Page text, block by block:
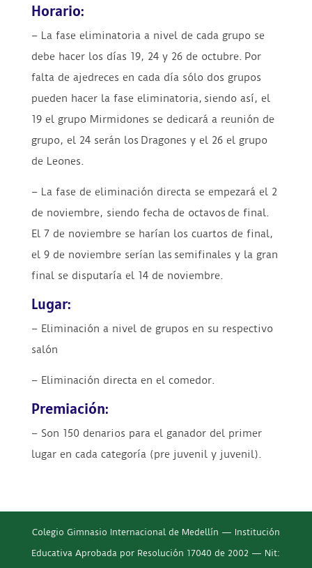
Horario:
– La fase eliminatoria a nivel de cada grupo se
debe hacer los días 19, 24 y 26 de octubre. Por
falta de ajedreces en cada día sólo dos grupos
pueden hacer la fase eliminatoria, siendo así, el
19 el grupo Mirmidones se dedicará a reunión de
grupo, el 24 serán los Dragones y el 26 el grupo
de Leones.
– La fase de eliminación directa se empezará el 2
de noviembre, siendo fecha de octavos de final.
El 7 de noviembre se harían los cuartos de final,
el 9 de noviembre serían las semifinales y la gran
final se disputaría el 14 de noviembre.
Lugar:
– Eliminación a nivel de grupos en su respectivo
salón
– Eliminación directa en el comedor.
Premiación:
– Son 150 denarios para el ganador del primer
lugar en cada categoría (pre juvenil y juvenil).
Colegio Gimnasio Internacional de Medellín — Institución
Educativa Aprobada por Resolución 17040 de 2002 — Nit: